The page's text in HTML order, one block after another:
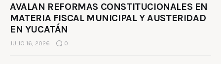
AVALAN REFORMAS CONSTITUCIONALES EN
MATERIA FISCAL MUNICIPAL Y AUSTERIDAD
EN YUCATÁN
JULIO 16, 2026 0